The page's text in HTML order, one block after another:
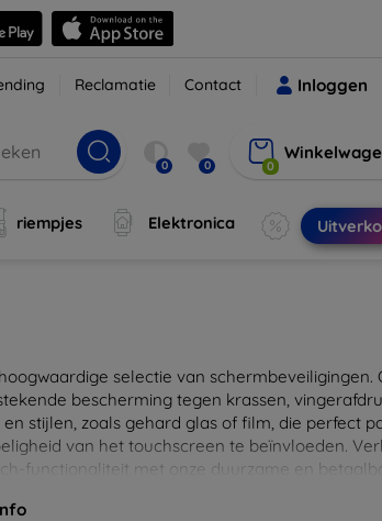
Reclamatie Contact Inloggen
0 0 0
riempjes Elektronica
selectie van schermbeveiligingen.
bescherming tegen krassen,
stijlen, zoals gehard glas of film, die perfect
van het touchscreen te beïnvloeden.
functionaliteit met onze duurzame en